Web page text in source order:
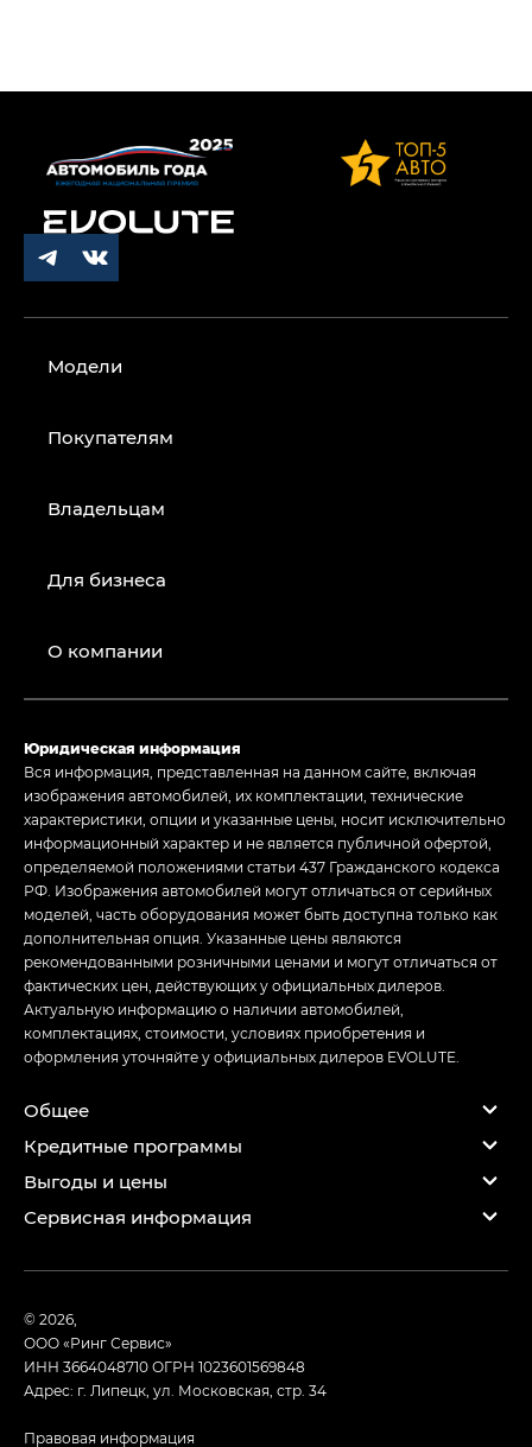
Модели
Покупателям
Владельцам
Для бизнеса
О компании
Юридическая информация
Вся информация, представленная на данном сайте, включая
изображения автомобилей, их комплектации, технические
характеристики, опции и указанные цены, носит исключительно
информационный характер и не является публичной офертой,
определяемой положениями статьи 437 Гражданского кодекса
РФ. Изображения автомобилей могут отличаться от серийных
моделей, часть оборудования может быть доступна только как
дополнительная опция. Указанные цены являются
рекомендованными розничными ценами и могут отличаться от
фактических цен, действующих у официальных дилеров.
Актуальную информацию о наличии автомобилей,
комплектациях, стоимости, условиях приобретения и
оформления уточняйте у официальных дилеров EVOLUTE.
Общее
Кредитные программы
Выгоды и цены
Сервисная информация
© 2026,
ООО «Ринг Сервис»
ИНН 3664048710ОГРН 1023601569848
Адрес: г. Липецк, ул. Московская, стр. 34
Правовая информация